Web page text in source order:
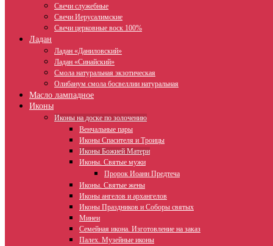
Свечи служебные
Свечи Иерусалимские
Свечи церковные воск 100%
Ладан
Ладан «Даниловский»
Ладан «Синайский»
Смола натуральная экзотическая
Олибанум смола босвеллии натуральная
Масло лампадное
Иконы
Иконы на доске по золочению
Венчальные пары
Иконы Спасителя и Троицы
Иконы Божией Матери
Иконы. Святые мужи
Пророк Иоанн Предтеча
Иконы. Святые жены
Иконы ангелов и архангелов
Иконы Праздников и Соборы святых
Минеи
Семейная икона. Изготовление на заказ
Палех. Музейные иконы